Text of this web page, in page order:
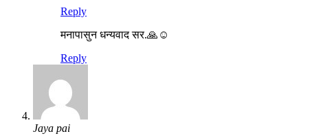
Reply
मनापासुन धन्यवाद सर.🙏☺️
Reply
Jaya pai